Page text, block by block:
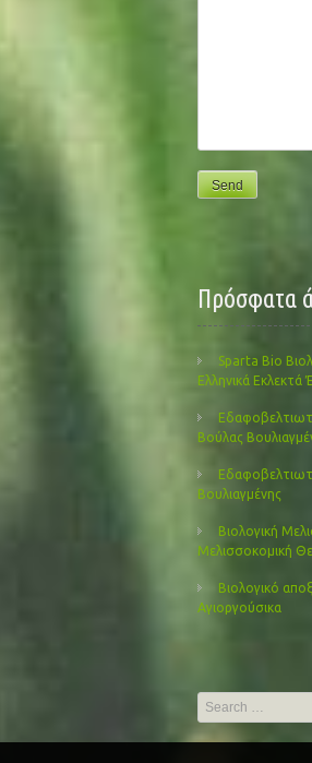
Πρόσφατα
Sparta Bio
Ελληνικά Εκλεκτά
Βούλας
Βουλιαγμένης
Βιολογική
Μελισσοκομική
Βιολογικό
Αγιοργούσικα
Search
for: